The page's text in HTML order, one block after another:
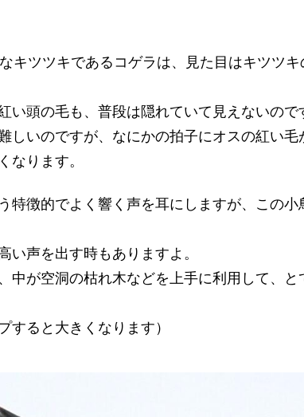
キツツキであるコゲラは、見た目はキツツ
い頭の毛も、普段は隠れていて見えないので
しいのですが、なにかの拍子にオスの紅い毛
なります。
特徴的でよく響く声を耳にしますが、この
い声を出す時もありますよ。
中が空洞の枯れ木などを上手に利用して、と
すると大きくなります）